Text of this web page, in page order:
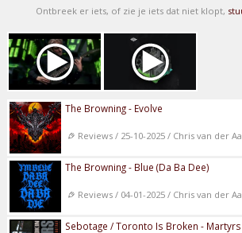
Ontbreek er iets, of zie je iets dat niet klopt,
The Browning - Evolve
Reviews / 25-10-2025 / Chris van der Aa
The Browning - Blue (Da Ba Dee)
Reviews / 04-01-2025 / Chris van der Aa
Sebotage / Toronto Is Broken - Martyrs